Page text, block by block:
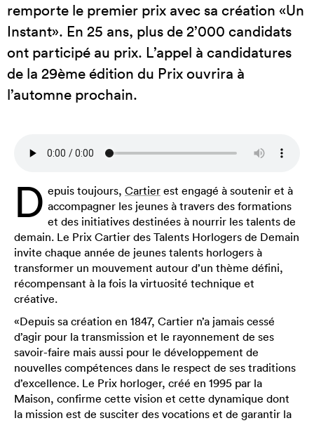
remporte le premier prix avec sa création «Un
Instant». En 25 ans, plus de 2’000 candidats
ont participé au prix. L’appel à candidatures
de la 29ème édition du Prix ouvrira à
l’automne prochain.
D epuis toujours, Cartier est engagé à soutenir et à
accompagner les jeunes à travers des formations
et des initiatives destinées à nourrir les talents de
demain. Le Prix Cartier des Talents Horlogers de Demain
invite chaque année de jeunes talents horlogers à
transformer un mouvement autour d’un thème défini,
récompensant à la fois la virtuosité technique et
créative.
«Depuis sa création en 1847, Cartier n’a jamais cessé
d’agir pour la transmission et le rayonnement de ses
savoir-faire mais aussi pour le développement de
nouvelles compétences dans le respect de ses traditions
d’excellence. Le Prix horloger, créé en 1995 par la
Maison, confirme cette vision et cette dynamique dont
la mission est de susciter des vocations et de garantir la